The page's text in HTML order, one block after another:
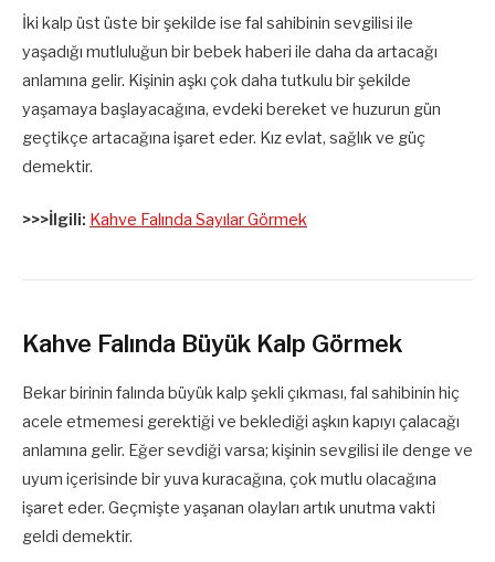
İki kalp üst üste bir şekilde ise fal sahibinin sevgilisi ile
yaşadığı mutluluğun bir bebek haberi ile daha da artacağı
anlamına gelir. Kişinin aşkı çok daha tutkulu bir şekilde
yaşamaya başlayacağına, evdeki bereket ve huzurun gün
geçtikçe artacağına işaret eder. Kız evlat, sağlık ve güç
demektir.
>>>İlgili: Kahve Falında Sayılar Görmek
Kahve Falında Büyük Kalp Görmek
Bekar birinin falında büyük kalp şekli çıkması, fal sahibinin hiç
acele etmemesi gerektiği ve beklediği aşkın kapıyı çalacağı
anlamına gelir. Eğer sevdiği varsa; kişinin sevgilisi ile denge ve
uyum içerisinde bir yuva kuracağına, çok mutlu olacağına
işaret eder. Geçmişte yaşanan olayları artık unutma vakti
geldi demektir.